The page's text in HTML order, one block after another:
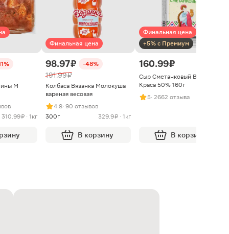
М
310.99 ₽ · 1кг
Финальная цена
98.97 ₽ -48%
191.99 ₽
Колбаса Вязанка Молокуша
вареная весовая
4.8· 90 отзывов
300г
329.9 ₽ · 1кг
В корзину
Финальная цена
+5% с Премиум
160.99 ₽
Сыр Сметанковый Варвара
Краса 50% 160г
5· 2662 отзыва
В корзину